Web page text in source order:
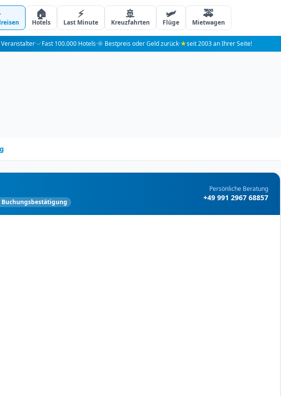
🏠
Hotels
⚡
Last Minute
🚢
Kreuzfahrten
🛩️
Flüge
🚕
Mietwagen
·✓Fast 100.000 Hotels·🌞 Bestpreis oder Geld zurück·★seit 2003 an Ihrer Seite!
Persönliche Beratung
+49 991 2967 68857